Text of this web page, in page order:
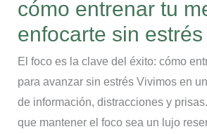
cómo entrenar tu
enfocarte sin estrés
El foco es la clave del éxito: cómo
para avanzar sin estrés Vivimos en
de información, distracciones y
que mantener el foco sea un lujo
clave
éxito:
cómo
entrenar
tu
mente